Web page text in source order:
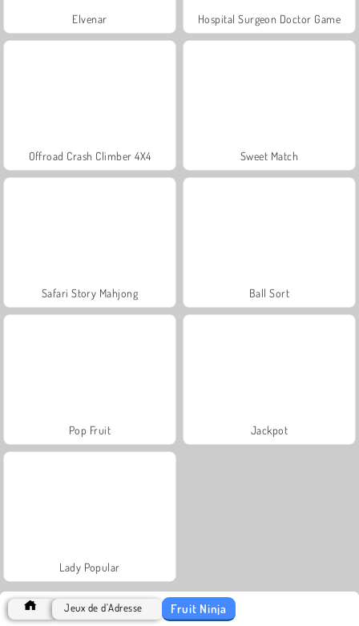
Elvenar Hospital Surgeon Doctor Game
Offroad Crash Climber 4X4 Sweet Match
Safari Story Mahjong Ball Sort
Pop Fruit Jackpot
Lady Popular
Jeux de d'Adresse Fruit Ninja